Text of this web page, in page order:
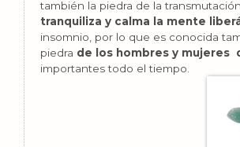
también la piedra de la
tranquiliza y calma la mente
insomnio, por lo que es conocida
piedra de los hombres y mujeres
importantes todo el tiempo.